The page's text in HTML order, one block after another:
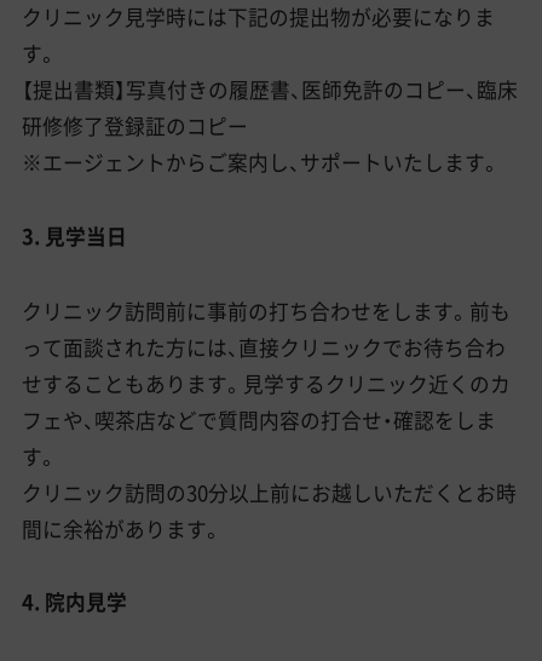
クリニック見学時には下記の提出物が必要になりま
す。
【提出書類】写真付きの履歴書、医師免許のコピー、臨床
研修修了登録証のコピー
※エージェントからご案内し、サポートいたします。
3. 見学当日
クリニック訪問前に事前の打ち合わせをします。前も
って面談された方には、直接クリニックでお待ち合わ
せすることもあります。見学するクリニック近くのカ
フェや、喫茶店などで質問内容の打合せ・確認をしま
す。
クリニック訪問の30分以上前にお越しいただくとお時
間に余裕があります。
4. 院内見学